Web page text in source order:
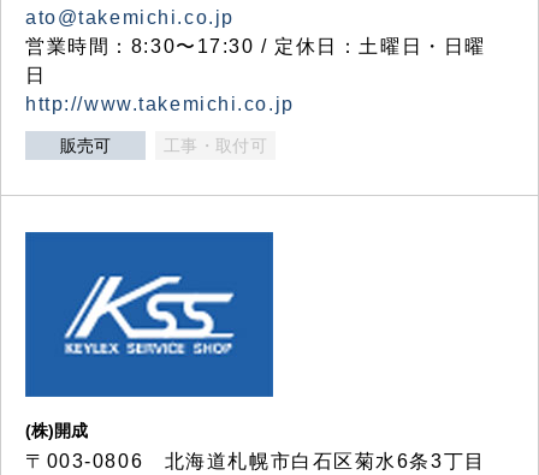
ato@takemichi.co.jp
営業時間：8:30〜17:30 / 定休日：土曜日・日曜
日
http://www.takemichi.co.jp
販売可 工事・取付可
(株)開成
〒003-0806 北海道札幌市白石区菊水6条3丁目